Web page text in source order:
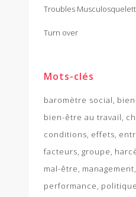
Troubles
Turn over
Mots-clés
baromètre social
bien-être au travail
conditions effets
facteurs groupe
mal-être management
performance politique